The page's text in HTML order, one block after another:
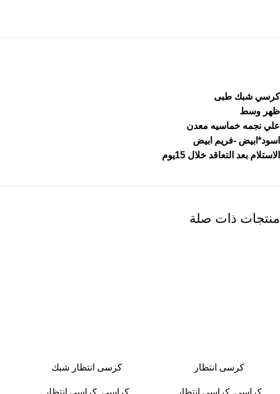
كرسي شبك طبى
ظهر وسط
علي نجمه خماسيه معدن
اسود*ابيض -فريم ابيض
الاستلام بعد التعاقد خلال 15يوم
منتجات ذات صلة
كرسى انتظار
كراسى,كراسى انتظار
كرسى انتظار شبك
كراسى,كراسى انتظار